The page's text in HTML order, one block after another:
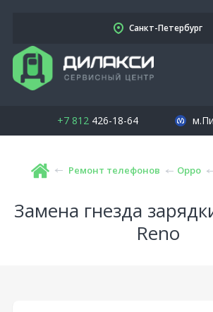
Санкт-Петербург
+7 812426-18-64
Ремонт телефонов Oppo
Замена гнезда
Reno